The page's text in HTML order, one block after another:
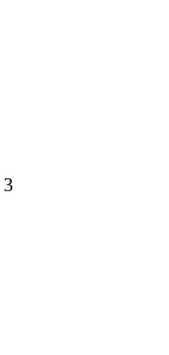
3